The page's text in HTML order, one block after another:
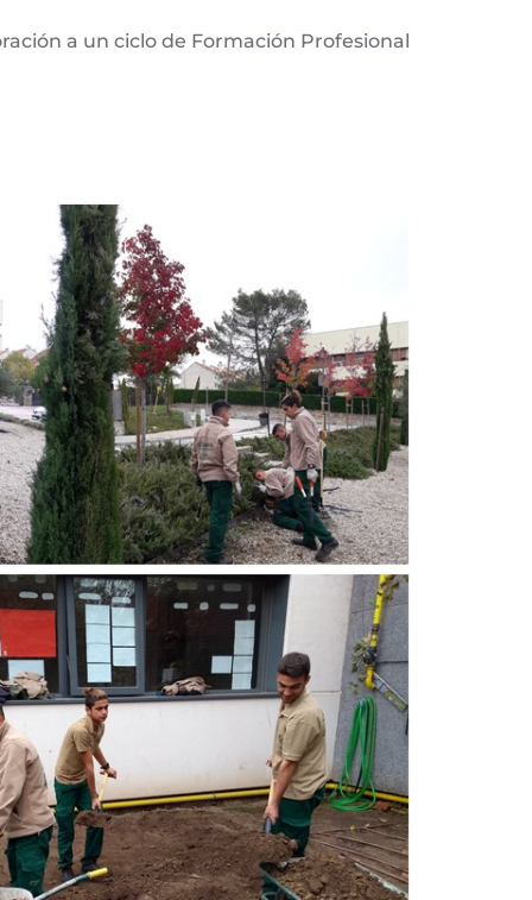
a un ciclo de Formación Profesional